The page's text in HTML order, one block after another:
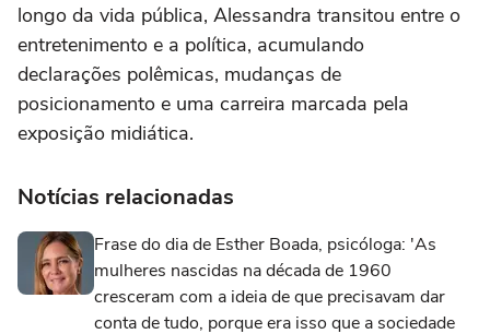
longo da vida pública, Alessandra transitou entre o
entretenimento e a política, acumulando
declarações polêmicas, mudanças de
posicionamento e uma carreira marcada pela
exposição midiática.
Notícias relacionadas
Frase do dia de Esther Boada, psicóloga: 'As
mulheres nascidas na década de 1960
cresceram com a ideia de que precisavam dar
conta de tudo, porque era isso que a sociedade